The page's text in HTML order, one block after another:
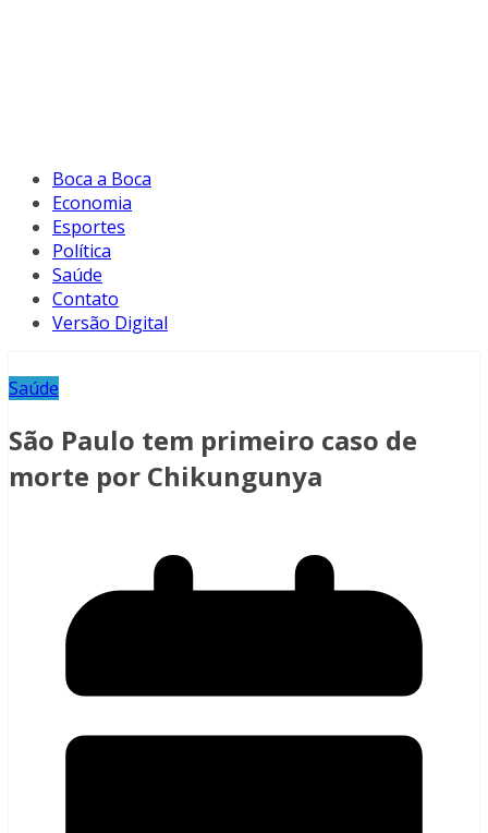
Boca a Boca
Economia
Esportes
Política
Saúde
Contato
Versão Digital
Saúde
São Paulo tem primeiro caso de
morte por Chikungunya